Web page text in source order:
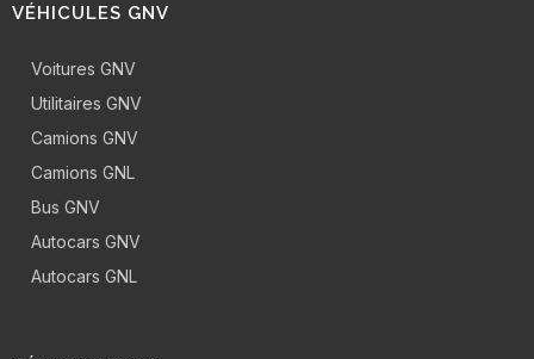
VÉHICULES GNV
Voitures GNV
Utilitaires GNV
Camions GNV
Camions GNL
Bus GNV
Autocars GNV
Autocars GNL